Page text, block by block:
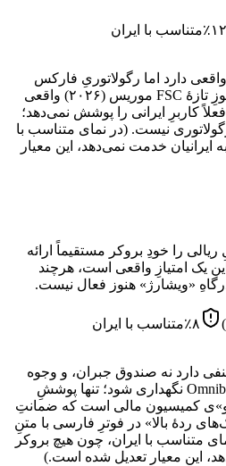
۱۲٪متناسب با ایران
واقعی دارد اما رگولاتوریِ فارکس
نیست — خطِ پایهٔ آفشور. مجوزِ تازهٔ FSC موریس (۲۰۲۶) واقعی
کاربرِ ایرانی را پوشش نمی‌دهد؛
نیست. (در نمای متناسب با
ایران، چون هیچ بروکر ردهٔ ۱ به ایرانیان خدمت نمی‌دهد، این معیار
را خودِ بروکر مستقیماً ارائه
یک امتیازِ واقعی است، هرچند
«ویشارژ» هنوز فعال نیست.
۸٪متناسب با ایران
دارد نه صندوق جبران، و وجوه
ممکن است در حساب‌های Omnibus نگهداری شود؛ تنها پوششِ
«بیمهٔ تا ۲۰٬۰۰۰ یورو»ی کمیسیون مالی است که ضمانتِ
ردهٔ بالا» در فوترِ فارسی با متنِ
متناسب با ایران، چون هیچ بروکر